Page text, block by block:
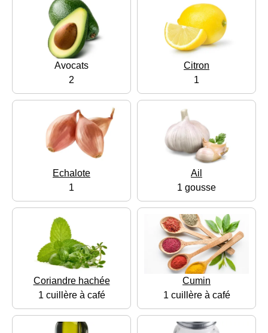
Avocats
2
Citron
1
Echalote
1
Ail
1 gousse
Coriandre hachée
1 cuillère à café
Cumin
1 cuillère à café